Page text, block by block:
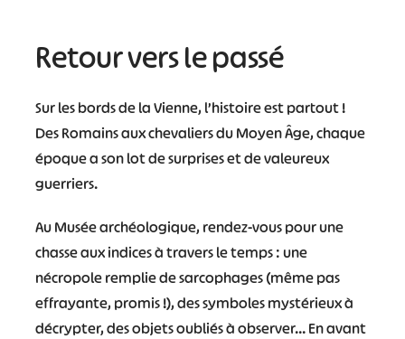
Retour vers le passé
Sur les bords de la Vienne, l’histoire est partout !
Des Romains aux chevaliers du Moyen Âge, chaque
époque a son lot de surprises et de valeureux
guerriers.
Au Musée archéologique, rendez-vous pour une
chasse aux indices à travers le temps : une
nécropole remplie de sarcophages (même pas
effrayante, promis !), des symboles mystérieux à
décrypter, des objets oubliés à observer… En avant